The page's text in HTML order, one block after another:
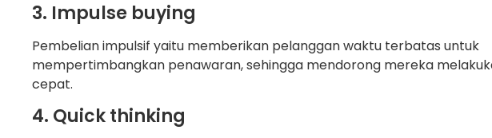
3. Impulse buying
Pembelian impulsif yaitu memberikan pelanggan waktu terbatas untuk
mempertimbangkan penawaran, sehingga mendorong mereka
cepat.
4. Quick thinking